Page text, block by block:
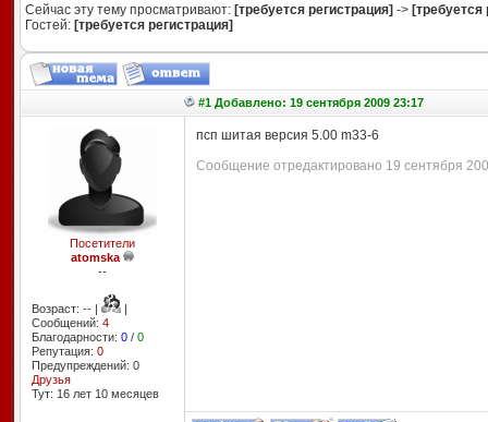
Сейчас эту тему просматривают: [требуется регистрация] -> [требуется
Гостей: [требуется регистрация]
#1 Добавлено: 19 сентября 2009 23:17
Посетители
atomska
--
Возраст: -- |
|
Сообщений: 4
Благодарности: 0/ 0
Репутация: 0
Предупреждений: 0
Друзья
Тут: 16 лет 10 месяцев
псп шитая версия 5.00 m33-6
Сообщение отредактировано 19 сентября